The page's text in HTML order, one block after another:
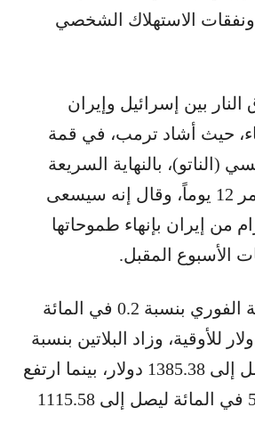
ونفقات الاستهلاك الشخصي
بين إسرائيل وإيران
حيث أشاد ترمب، في قمة
بالنهاية السريعة
للصراع الذي استمر 12 يوماً، وقال إنه سيسعى
من إيران بإنهاء طموحاتها
الأسبوع المقبل.
وارتفع سعر الفضة الفوري بنسبة 0.2 في المائة
إلى 36.36 دولار للأوقية، وزاد البلاتين بنسبة
2.3 في المائة ليصل إلى 1385.38 دولار، بينما ارتفع
البلاديوم بنسبة 5.5 في المائة ليصل إلى 1115.58